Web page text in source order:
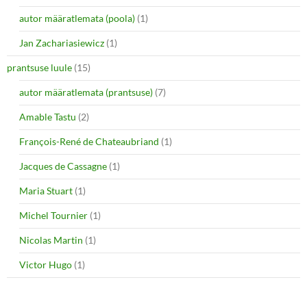
autor määratlemata (poola) (1)
Jan Zachariasiewicz (1)
prantsuse luule (15)
autor määratlemata (prantsuse) (7)
Amable Tastu (2)
François-René de Chateaubriand (1)
Jacques de Cassagne (1)
Maria Stuart (1)
Michel Tournier (1)
Nicolas Martin (1)
Victor Hugo (1)